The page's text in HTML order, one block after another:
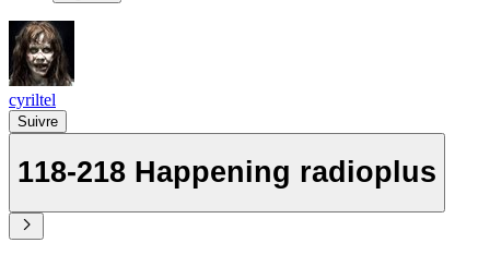
cyriltel
Suivre
118-218 Happening radioplus